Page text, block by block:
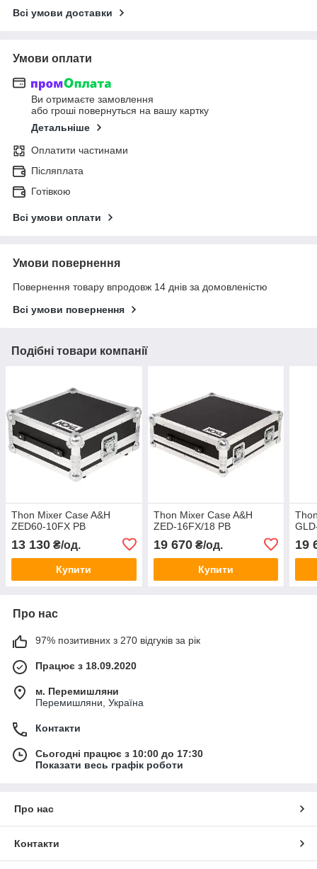
Всі умови доставки
Умови оплати
Ви отримаєте замовлення
або гроші повернуться на вашу картку
Детальніше
Оплатити частинами
Післяплата
Готівкою
Всі умови оплати
Умови повернення
Повернення товару впродовж 14 днів за домовленістю
Всі умови повернення
Подібні товари компанії
Thon Mixer Case A&H
ZED60-10FX PB
13 130 ₴/од.
Купити
Thon Mixer Case A&H
ZED-16FX/18 PB
19 670₴/од.
Купити
19
Про нас
97% позитивних з 270 відгуків за рік
Працює з 18.09.2020
м. Перемишляни
Перемишляни, Україна
Контакти
Сьогодні працює з 10:00 до 17:30
Показати весь графік роботи
Про нас
Контакти